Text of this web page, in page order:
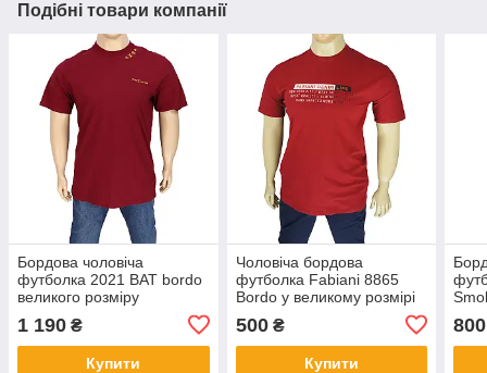
Подібні товари компанії
Бордова чоловіча
футболка 2021 BAT bordo
великого розміру
1 190 ₴
Купити
Чоловіча бордова
футболка Fabianі 8865
Bordo у великому розмірі
500₴
Купити
800